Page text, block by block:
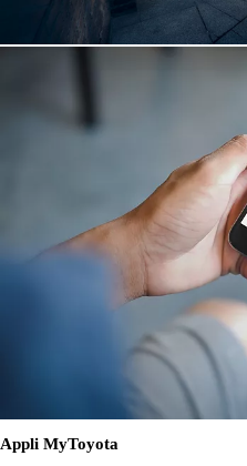
Appli MyToyota